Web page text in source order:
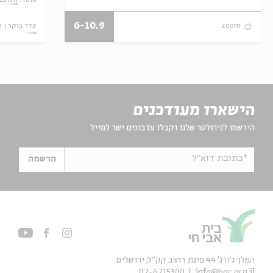
zoom
6-10.9 סדר בוקר
הישארו מעודכנים
הירשמו לניוזלטר שלנו וקבלו עדכונים ישר למייל
*כתובת דוא"ל הרשמה
המלך ג'ורג' 44 פינת רחוב קק״ל, ירושלים